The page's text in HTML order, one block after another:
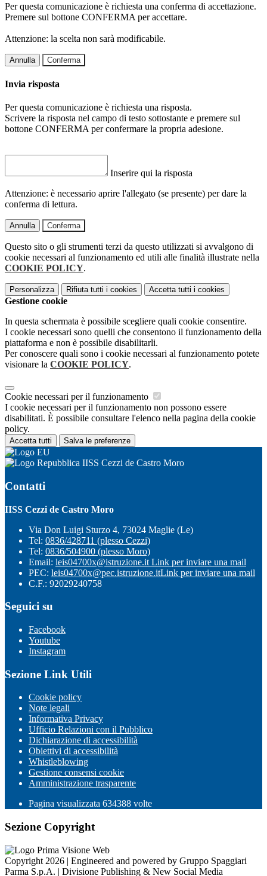
Per questa comunicazione è richiesta una conferma di accettazione.
Premere sul bottone CONFERMA per accettare.
Attenzione: la scelta non sarà modificabile.
Annulla Conferma
Invia risposta
Per questa comunicazione è richiesta una risposta.
Scrivere la risposta nel campo di testo sottostante e premere sul
bottone CONFERMA per confermare la propria adesione.
Inserire qui la risposta
Attenzione: è necessario aprire l'allegato (se presente) per dare la
conferma di lettura.
Annulla Conferma
Questo sito o gli strumenti terzi da questo utilizzati si avvalgono di
cookie necessari al funzionamento ed utili alle finalità illustrate nella
COOKIE POLICY.
Personalizza Rifiuta tutti i cookies Accetta tutti i cookies
Gestione cookie
In questa schermata è possibile scegliere quali cookie consentire.
I cookie necessari sono quelli che consentono il funzionamento della
piattaforma e non è possibile disabilitarli.
Per conoscere quali sono i cookie necessari al funzionamento potete
visionare la COOKIE POLICY.
Cookie necessari per il funzionamento
I cookie necessari per il funzionamento non possono essere
disabilitati. È possibile consultare l'elenco nella pagina della cookie
policy.
Accetta tutti Salva le preferenze
IISS Cezzi de Castro Moro
Contatti
IISS Cezzi de Castro Moro
Via Don Luigi Sturzo 4, 73024 Maglie (Le)
Tel: 0836/428711 (plesso Cezzi)
Tel: 0836/504900 (plesso Moro)
Email: leis04700x@istruzione.it Link per inviare una mail
PEC: leis04700x@pec.istruzione.itLink per inviare una mail
C.F.: 92029240758
Seguici su
Facebook
Youtube
Instagram
Sezione Link Utili
Cookie policy
Note legali
Informativa Privacy
Ufficio Relazioni con il Pubblico
Dichiarazione di accessibilità
Obiettivi di accessibilità
Whistleblowing
Gestione consensi cookie
Amministrazione trasparente
Pagina visualizzata 634388 volte
Sezione Copyright
Copyright 2026 | Engineered and powered by Gruppo Spaggiari
Parma S.p.A. | Divisione Publishing & New Social Media